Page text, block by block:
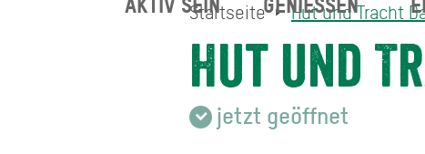
Startseite Hut und Tracht
Hut und
jetzt geöffnet
Hut und Tracht Da Rädl
AKTIV SEIN GENIESSEN